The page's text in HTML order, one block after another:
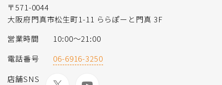
〒571-0044
大阪府門真市松生町1-11 ららぽーと門真 3F
営業時間
10:00～21:00
電話番号
06-6916-3250
店舗SNS